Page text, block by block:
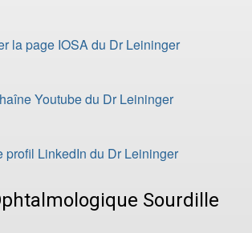
la page IOSA du Dr Leininger
Youtube du Dr Leininger
profil LinkedIn du Dr Leininger
Sourdille